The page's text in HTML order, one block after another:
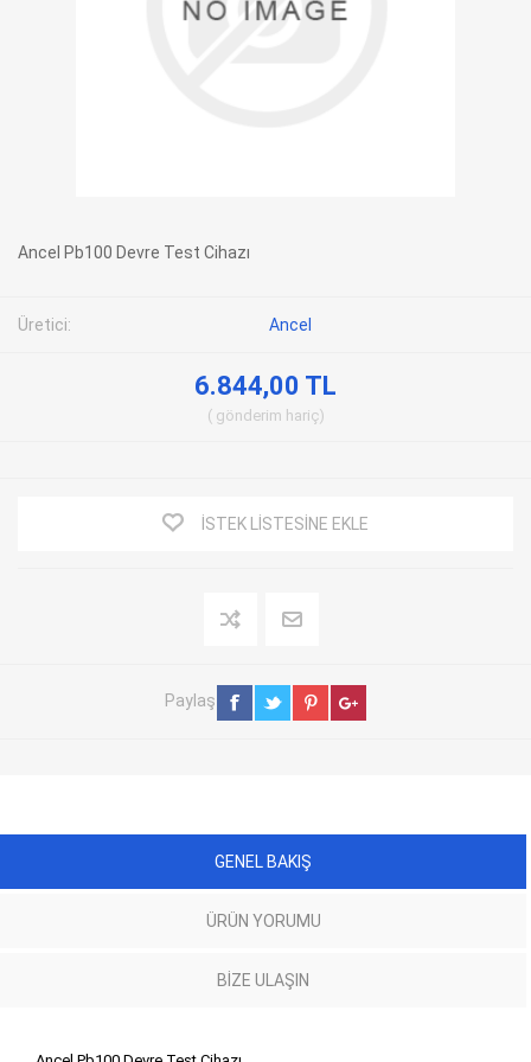
Ancel Pb100 Devre Test Cihazı
Üretici: Ancel
6.844,00 TL
gönderim hariç
İSTEK LISTESINE EKLE
Paylaş
GENEL BAKIŞ
ÜRÜN YORUMU
BIZE ULAŞIN